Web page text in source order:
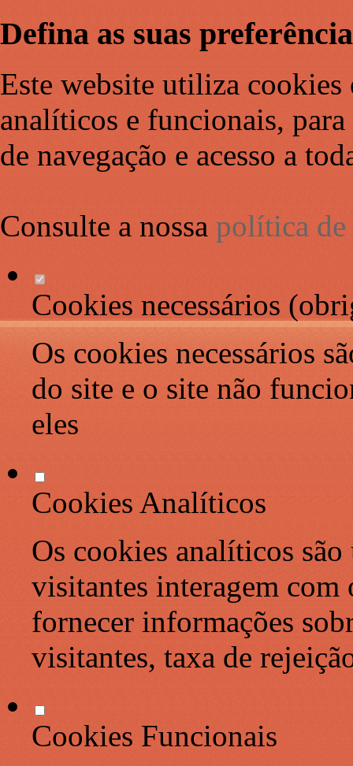
Defina as suas
Este website utiliza cookies
analíticos e funcionais,
de navegação e acesso a
Consulte a nossa política de
Cookies necessários
Os cookies necessários
do site e o site não
eles
Cookies Analíticos
Os cookies analíticos são
visitantes interagem com
fornecer informações
visitantes, taxa de
Cookies Funcionais